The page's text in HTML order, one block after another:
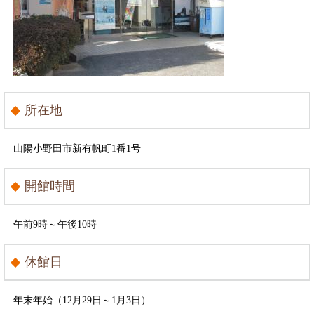
所在地
山陽小野田市新有帆町1番1号
開館時間
午前9時～午後10時
休館日
年末年始（12月29日～1月3日）